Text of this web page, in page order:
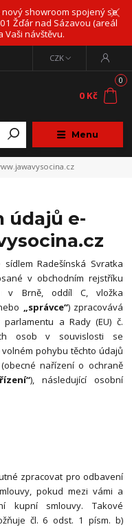
showroom spojený se
Žďár nad Sázavou (areál
Vaši návštěvu.
Menu
CZK
0
0 Kč
údajů e-
Radešínská Svratka
v obchodním rejstříku
v Brně, oddíl C, vložka
„správce“) zpracovává
a Rady (EU) č.
osob v souvislosti se
pohybu těchto údajů
nařízení o ochraně
), následující osobní
zpracovat pro odbavení
pokud mezi vámi a
kupní smlouvy. Takové
čl. 6 odst. 1 písm. b)